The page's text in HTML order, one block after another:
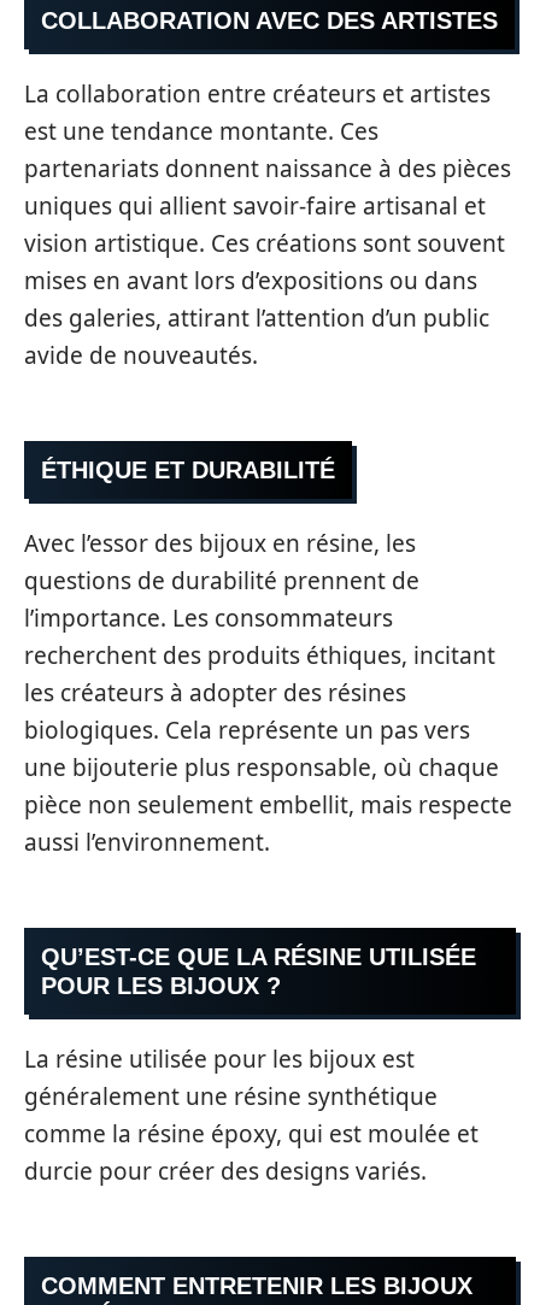
COLLABORATION AVEC DES ARTISTES
La collaboration entre créateurs et artistes
est une tendance montante. Ces
partenariats donnent naissance à des pièces
uniques qui allient savoir-faire artisanal et
vision artistique. Ces créations sont souvent
mises en avant lors d’expositions ou dans
des galeries, attirant l’attention d’un public
avide de nouveautés.
ÉTHIQUE ET DURABILITÉ
Avec l’essor des bijoux en résine, les
questions de durabilité prennent de
l’importance. Les consommateurs
recherchent des produits éthiques, incitant
les créateurs à adopter des résines
biologiques. Cela représente un pas vers
une bijouterie plus responsable, où chaque
pièce non seulement embellit, mais respecte
aussi l’environnement.
QU’EST-CE QUE LA RÉSINE UTILISÉE
POUR LES BIJOUX ?
La résine utilisée pour les bijoux est
généralement une résine synthétique
comme la résine époxy, qui est moulée et
durcie pour créer des designs variés.
COMMENT ENTRETENIR LES BIJOUX